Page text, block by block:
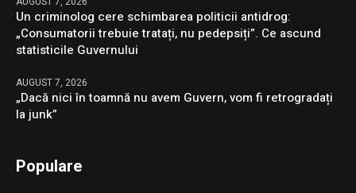
Un criminolog cere schimbarea politicii antidrog:
„Consumatorii trebuie tratați, nu pedepsiți”. Ce ascund
statisticile Guvernului
AUGUST 7, 2026
„Dacă nici în toamnă nu avem Guvern, vom fi retrogradați
la junk”
Populare